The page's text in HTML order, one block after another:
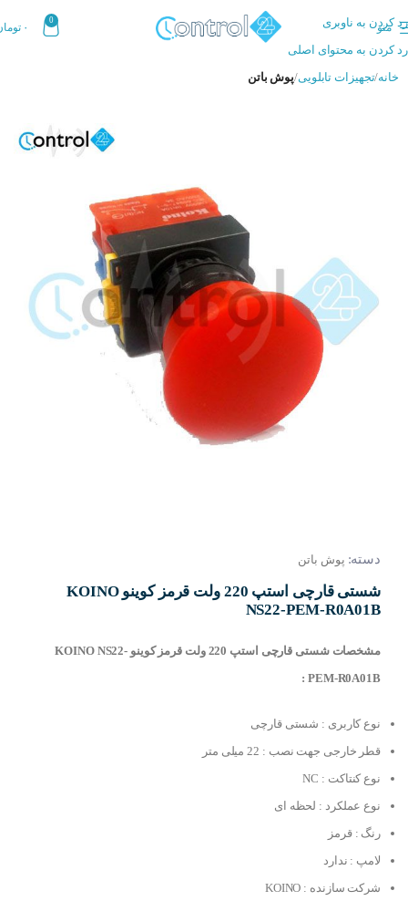
رد کردن به ناوبری
رد کردن به محتوای اصلی
منو
0
۰
خانه تجهیزات تابلویی پوش باتن
دسته: پوش باتن
شستی قارچی استپ 220 ولت قرمز کوینو KOINO
NS22-PEM-R0A01B
مشخصات شستی قارچی استپ 220 ولت قرمز کوینو KOINO NS22-
PEM-R0A01B :
نوع کاربری : شستی قارچی
قطر خارجی جهت نصب : 22 میلی متر
نوع کنتاکت : NC
نوع عملکرد : لحظه ای
رنگ : قرمز
لامپ : ندارد
شرکت سازنده : KOINO